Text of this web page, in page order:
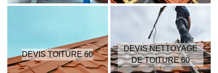
DEVIS TOITURE 60
DEVIS NETTOYAGE
DE TOITURE 60